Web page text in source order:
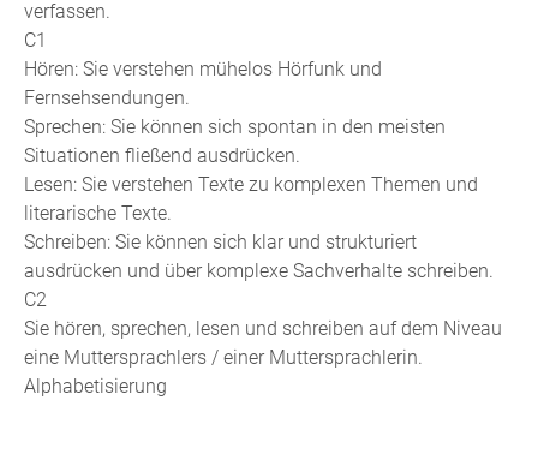
verfassen.
C1
Hören: Sie verstehen mühelos Hörfunk und
Fernsehsendungen.
Sprechen: Sie können sich spontan in den meisten
Situationen fließend ausdrücken.
Lesen: Sie verstehen Texte zu komplexen Themen und
literarische Texte.
Schreiben: Sie können sich klar und strukturiert
ausdrücken und über komplexe Sachverhalte schreiben.
C2
Sie hören, sprechen, lesen und schreiben auf dem Niveau
eine Muttersprachlers / einer Muttersprachlerin.
Alphabetisierung